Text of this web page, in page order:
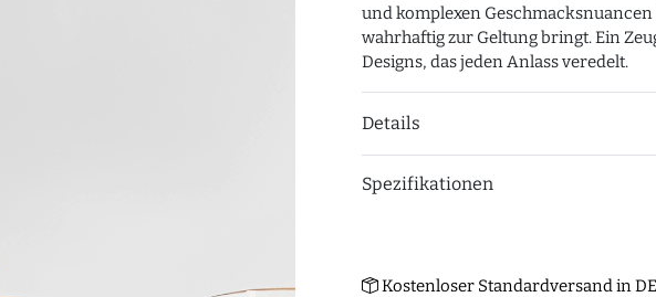
und komplexen Geschmacksnuancen
wahrhaftig zur Geltung bringt. Ein
Designs, das jeden Anlass veredelt.
Details
Spezifikationen
Kostenloser Standardversand in